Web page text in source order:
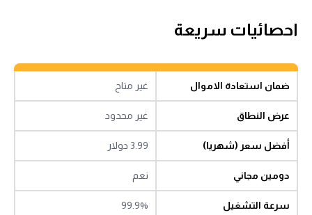
احصائيات سريعة
ضمان استعادة الاموال غير متاح
عرض النطاق غير محدود
أفضل سعر (شهريا) 3.99 دولار
دومين مجاني نعم
سرعة التشغيل 99.9%